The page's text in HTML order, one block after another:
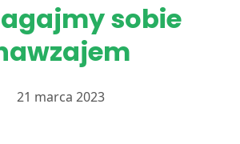
sobie
21 marca 2023